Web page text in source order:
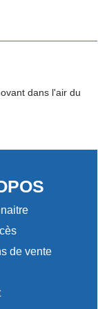
dans l'air du
de vente